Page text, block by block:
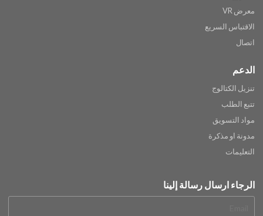
معرض VR
الاقتباس السريع
اتصال
الدعم
تنزيل الكتالوج
تتبع الطلب
مواد التسويق
مدونة او مذكرة
التعليمات
الرجاء ارسال رسالة إلينا